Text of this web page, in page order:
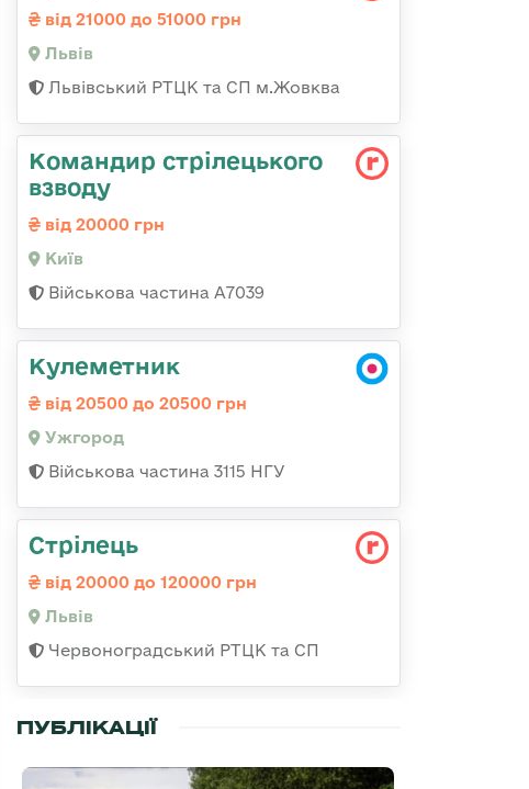
від 21000 до 51000 грн
Львів
Львівський РТЦК та СП м.Жовква
Командир стрілецького
взводу
від 20000 грн
Київ
Військова частина А7039
Кулеметник
від 20500 до 20500 грн
Ужгород
Військова частина 3115 НГУ
Стрілець
від 20000 до 120000 грн
Львів
Червоноградський РТЦК та СП
ПУБЛІКАЦІЇ